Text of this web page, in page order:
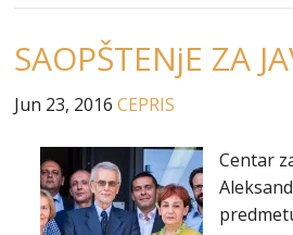
SAOPŠTENjE ZA
Jun 23, 2016 CEPRIS
Centar